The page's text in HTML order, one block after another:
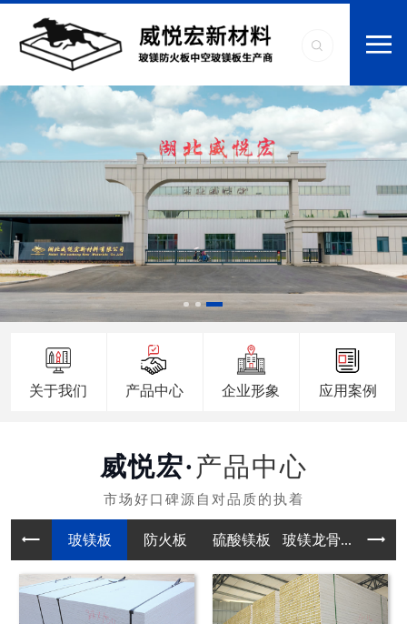
关于我们 产品中心 企业形象 应用案例
产品中心
玻镁板 防火板 硫酸镁板 玻镁龙骨...